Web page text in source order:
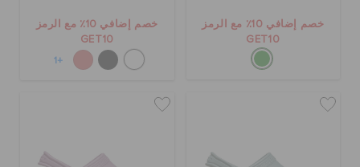
الطلبيات المرتجعة
خصم إضافي 10٪ مع الرمز
GET10
خصم إضافي 10٪ مع الرمز
GET10
+1